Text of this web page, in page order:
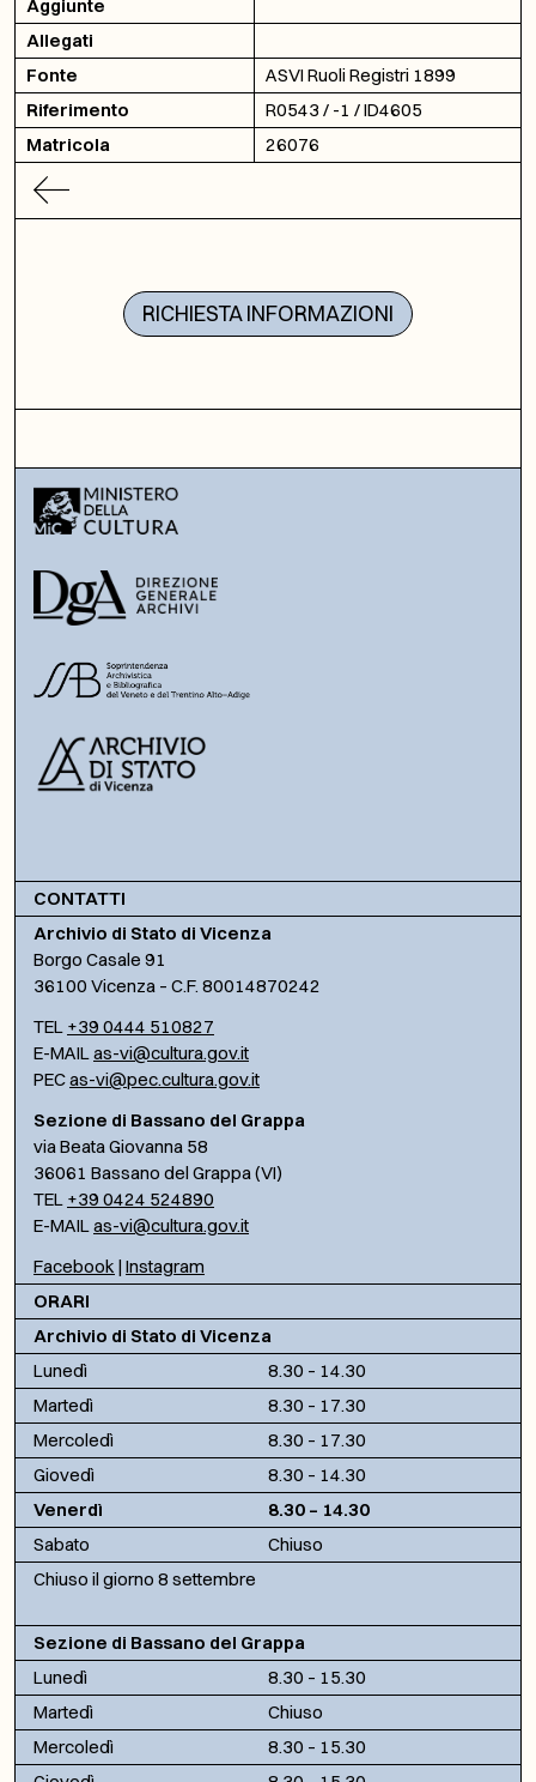
Aggiunte
Allegati
Fonte
ASVI Ruoli Registri 1899
Riferimento
R0543 / -1 / ID4605
Matricola
26076
RICHIESTA INFORMAZIONI
CONTATTI
Archivio di Stato di Vicenza
Borgo Casale 91
36100 Vicenza – C.F. 80014870242
TEL +39 0444 510827
E-MAILas-vi@cultura.gov.it
PECas-vi@pec.cultura.gov.it
Sezione di Bassano del Grappa
via Beata Giovanna 58
36061 Bassano del Grappa (VI)
TEL +39 0424 524890
E-MAILas-vi@cultura.gov.it
Facebook | Instagram
ORARI
Archivio di Stato di Vicenza
Lunedì
8.30 – 14.30
Martedì
8.30 – 17.30
Mercoledì
8.30 – 17.30
Giovedì
8.30 – 14.30
Venerdì
8.30 – 14.30
Sabato
Chiuso
Chiuso il giorno 8 settembre
Sezione di Bassano del Grappa
Lunedì
8.30 – 15.30
Martedì
Chiuso
Mercoledì
8.30 – 15.30